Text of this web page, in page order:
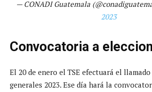
— CONADI Guatemala
2023
Convocatoria a
El 20 de enero el TSE efectuará el
generales 2023. Ese día hará la